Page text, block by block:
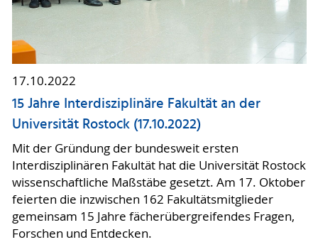
17.10.2022
15 Jahre Interdisziplinäre Fakultät an der
Universität Rostock (17.10.2022)
Mit der Gründung der bundesweit ersten
Interdisziplinären Fakultät hat die Universität Rostock
wissenschaftliche Maßstäbe gesetzt. Am 17. Oktober
feierten die inzwischen 162 Fakultätsmitglieder
gemeinsam 15 Jahre fächerübergreifendes Fragen,
Forschen und Entdecken.